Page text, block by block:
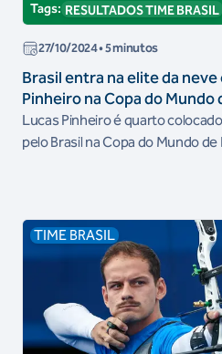
Tags: RESULTADOS TIME BRASIL
27/10/2024• 5 minutos
Brasil entra na elite da neve
Pinheiro na Copa do Mundo
Lucas Pinheiro é quarto
pelo Brasil na Copa do Mundo de
TIME BRASIL